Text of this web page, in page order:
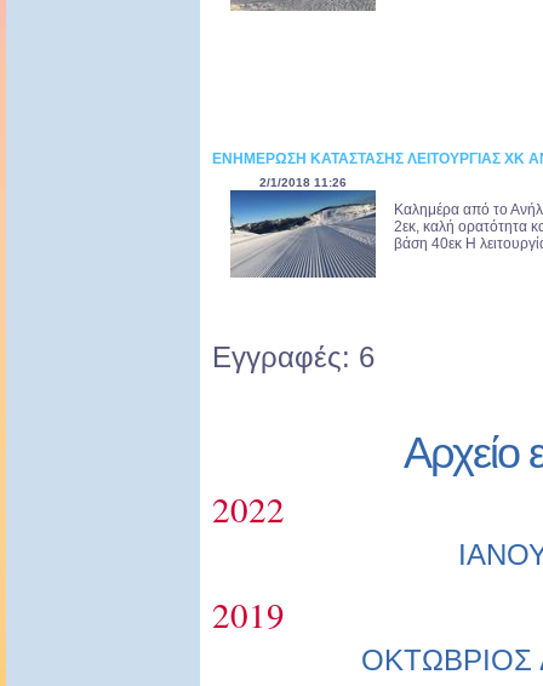
ΕΝΗΜΕΡΩΣΗ ΚΑΤΑΣΤΑΣΗΣ ΛΕΙΤΟΥΡΓΙΑΣ ΧΚ
2/1/2018 11:26
Καλημέρα από το
2εκ, καλή ορατότητα
βάση 40εκ Η
Εγγραφές: 6
Αρχείο
2022
2019
ΟΚΤΩΒΡΙΟΣ